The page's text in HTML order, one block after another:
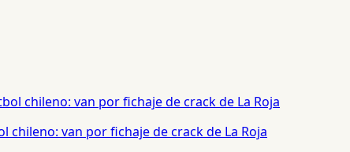
chileno: van por fichaje de crack de La Roja